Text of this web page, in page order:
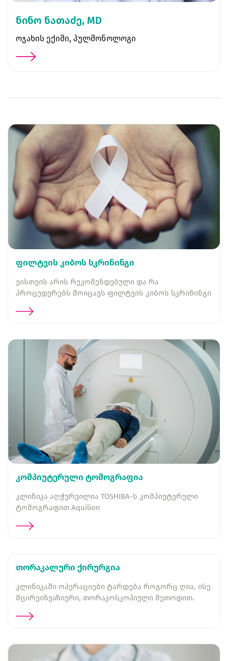
ფილტვის კიბოს სკრინინგი
ვისთვის არის რეკომენდებული და რა
პროცედურებს მოიცავს ფილტვის კიბოს სკრინინგი
კომპიუტერული ტომოგრაფია
კლინიკა აღჭურვილია TOSHIBA-ს კომპიუტერული
ტომოგრაფით Aquilion
თორაკალური ქირურგია
კლინიკაში ოპერაციები ტარდება როგორც ღია, ისე
მცირეინვაზიური, თორაკოსკოპიული მეთოდით.
ნინო ნათაძე, MD
ოჯახის ექიმი, პულმონოლოგი